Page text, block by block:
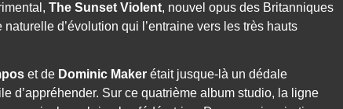
The Sunset Violent, nouvel opus des Britanniques
naturelle d’évolution qui l’entraine vers les très hauts
et de Dominic Maker était jusque-là un dédale
d’appréhender. Sur ce quatrième album studio, la ligne